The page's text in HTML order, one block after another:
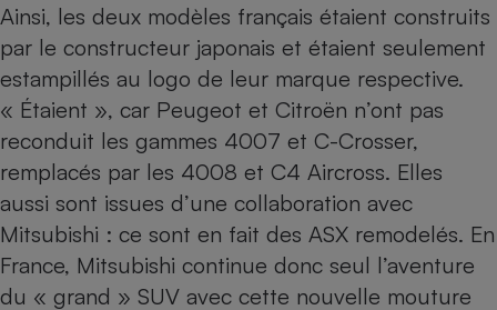
Ainsi, les deux modèles français étaient construits
par le constructeur japonais et étaient seulement
estampillés au logo de leur marque respective.
« Étaient », car Peugeot et Citroën n’ont pas
reconduit les gammes 4007 et C-Crosser,
remplacés par les 4008 et C4 Aircross. Elles
aussi sont issues d’une collaboration avec
Mitsubishi : ce sont en fait des ASX remodelés. En
France, Mitsubishi continue donc seul l’aventure
du « grand » SUV avec cette nouvelle mouture
Plaque de cuisson à
induction
Téléphone mobile -
Smartphone
Radiateur électrique
Climatiseur -